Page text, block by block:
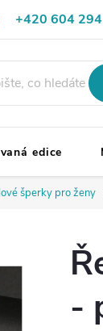
+420 604
a reklamace
edice
šperky pro ženy
-